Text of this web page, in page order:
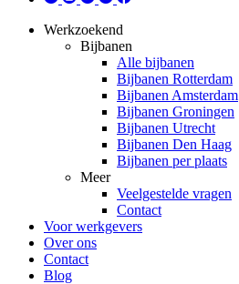
Werkzoekend
Bijbanen
Alle bijbanen
Bijbanen Rotterdam
Bijbanen Amsterdam
Bijbanen Groningen
Bijbanen Utrecht
Bijbanen Den Haag
Bijbanen per plaats
Meer
Veelgestelde vragen
Contact
Voor werkgevers
Over ons
Contact
Blog